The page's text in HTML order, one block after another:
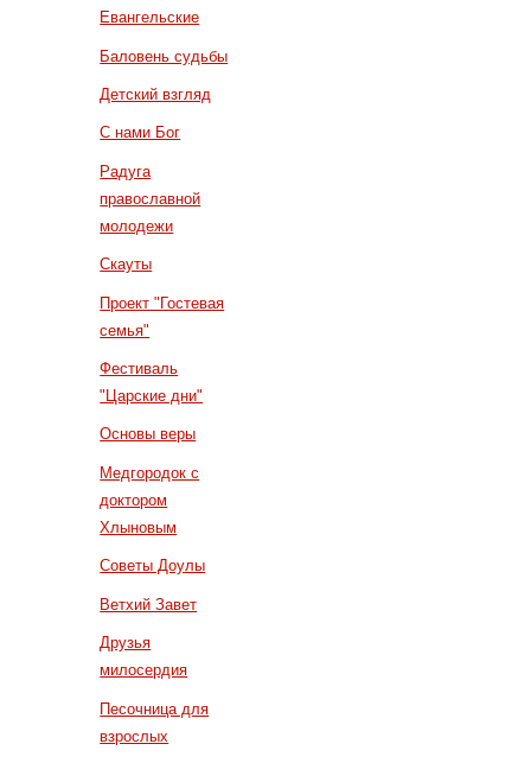
Евангельские
Баловень судьбы
Детский взгляд
С нами Бог
Радуга
православной
молодежи
Скауты
Проект "Гостевая
семья"
Фестиваль
"Царские дни"
Основы веры
Медгородок с
доктором
Хлыновым
Советы Доулы
Ветхий Завет
Друзья
милосердия
Песочница для
взрослых